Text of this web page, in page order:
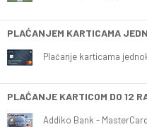
PLAĆANJEM KARTICAMA
Plaćanje karticama
PLAĆANJE KARTICOM DO 12
Addiko Bank -